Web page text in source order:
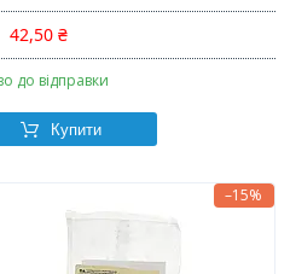
42,50 ₴
до відправки
Купити
–15%